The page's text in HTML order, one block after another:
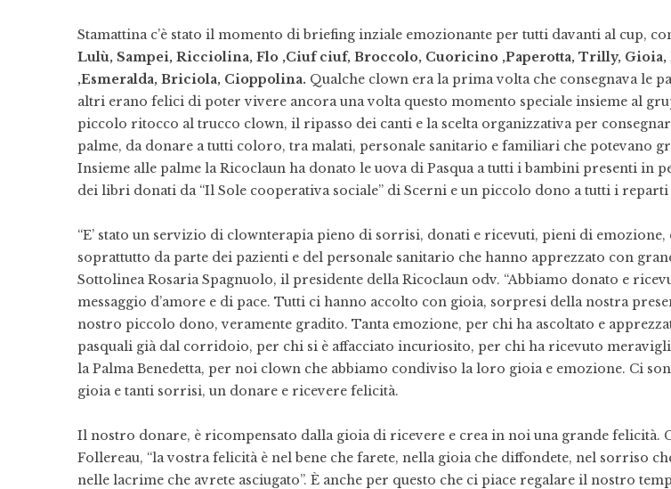
Stamattina c’è stato il momento di briefing inziale emozionante per tutti davanti al cup,
Lulù, Sampei, Ricciolina, Flo ,Ciuf ciuf, Broccolo, Cuoricino ,Paperotta, Trilly,
,Esmeralda, Briciola, Cioppolina. Qualche clown era la prima volta che consegnava le
altri erano felici di poter vivere ancora una volta questo momento speciale insieme al
piccolo ritocco al trucco clown, il ripasso dei canti e la scelta organizzativa per
palme, da donare a tutti coloro, tra malati, personale sanitario e familiari che potevano
Insieme alle palme la Ricoclaun ha donato le uova di Pasqua a tutti i bambini presenti in
dei libri donati da “Il Sole cooperativa sociale” di Scerni e un piccolo dono a tutti i reparti
“E’ stato un servizio di clownterapia pieno di sorrisi, donati e ricevuti, pieni di emozione,
soprattutto da parte dei pazienti e del personale sanitario che hanno apprezzato con
Sottolinea Rosaria Spagnuolo, il presidente della Ricoclaun odv. “Abbiamo donato e
messaggio d’amore e di pace. Tutti ci hanno accolto con gioia, sorpresi della nostra
nostro piccolo dono, veramente gradito. Tanta emozione, per chi ha ascoltato e
pasquali già dal corridoio, per chi si è affacciato incuriosito, per chi ha ricevuto
la Palma Benedetta, per noi clown che abbiamo condiviso la loro gioia e emozione. Ci
gioia e tanti sorrisi, un donare e ricevere felicità.
Il nostro donare, è ricompensato dalla gioia di ricevere e crea in noi una grande felicità.
Follereau, “la vostra felicità è nel bene che farete, nella gioia che diffondete, nel sorriso
nelle lacrime che avrete asciugato”. È anche per questo che ci piace regalare il nostro